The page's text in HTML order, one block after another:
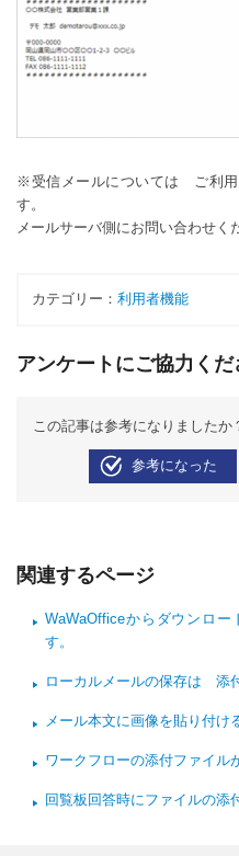
※受信メールについては ご利用
す。
メールサーバ側にお問い合わせく
カテゴリー： 利用者機能
アンケートにご協力くだ
この記事は参考になりましたか
参考になった
関連するページ
WaWaOfficeからダウンロ
す。
ローカルメールの保存は 添
メール本文に画像を貼り付け
ワークフローの添付ファイル
回覧板回答時にファイルの添